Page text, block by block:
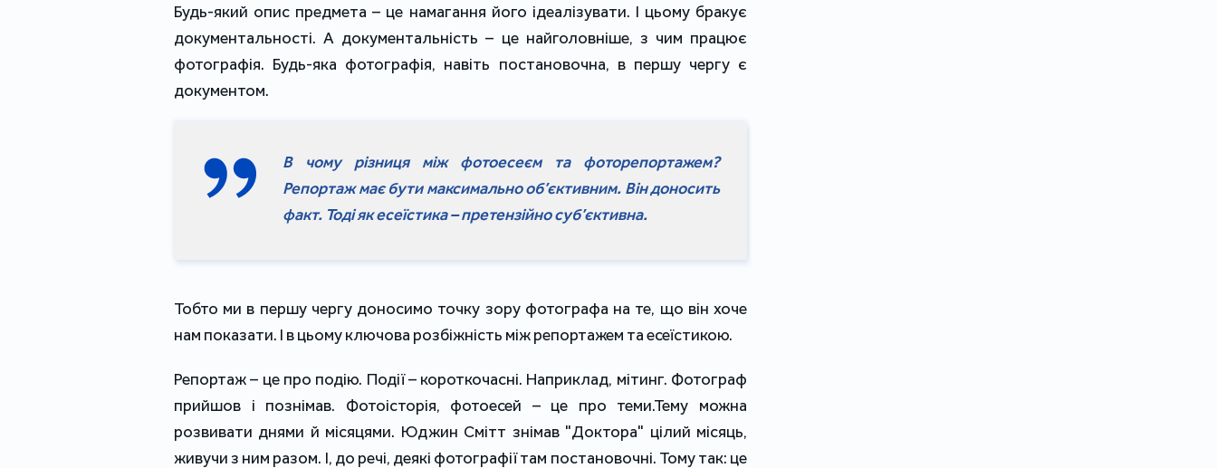
Будь-який опис предмета – це намагання його ідеалізувати. І цьому бракує
документальності. А документальність – це найголовніше, з чим працює
фотографія. Будь-яка фотографія, навіть постановочна, в першу чергу є
документом.
В чому різниця між фотоесеєм та фоторепортажем?
Репортаж має бути максимально об’єктивним. Він доносить
факт. Тоді як есеїстика – претензійно суб’єктивна.
Тобто ми в першу чергу доносимо точку зору фотографа на те, що він хоче
нам показати. І в цьому ключова розбіжність між репортажем та есеїстикою.
Репортаж – це про подію. Події – короткочасні. Наприклад, мітинг. Фотограф
прийшов і познімав. Фотоісторія, фотоесей – це про теми.Тему можна
розвивати днями й місяцями. Юджин Смітт знімав "Доктора" цілий місяць,
живучи з ним разом. І, до речі, деякі фотографії там постановочні. Тому так: це